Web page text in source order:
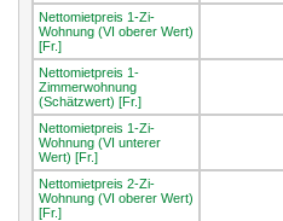
Nettomietpreis 1-Zi-
Wohnung (VI oberer Wert)
[Fr.]
Nettomietpreis 1-
Zimmerwohnung
(Schätzwert) [Fr.]
Nettomietpreis 1-Zi-
Wohnung (VI unterer
Wert) [Fr.]
Nettomietpreis 2-Zi-
Wohnung (VI oberer Wert)
[Fr.]